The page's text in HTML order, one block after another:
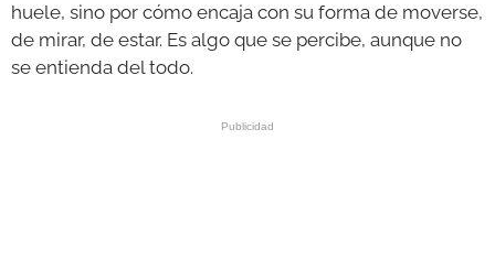
huele, sino por cómo encaja con su forma de moverse,
de mirar, de estar. Es algo que se percibe, aunque no
se entienda del todo.